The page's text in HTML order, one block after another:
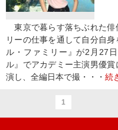
東京で暮らす落ちぶれた俳
リーの仕事を通して自分自
ル・ファミリー』が2月27
ル』でアカデミー主演男優
演し、全編日本で撮・・・ 続
1